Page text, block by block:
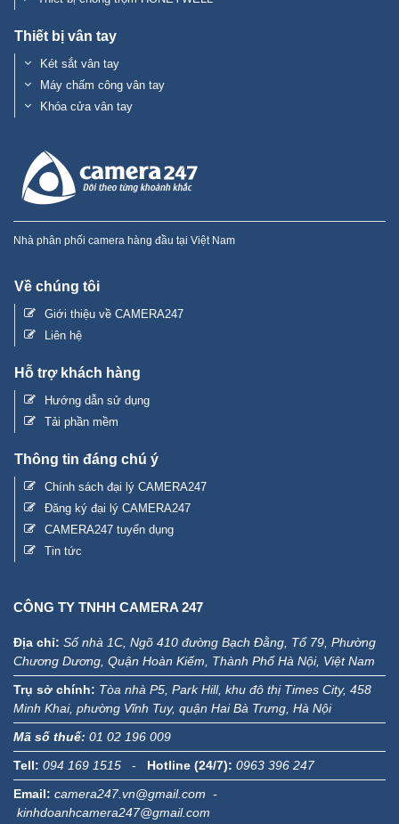
Thiết bị vân tay
Két sắt vân tay
Máy chấm công vân tay
Khóa cửa vân tay
Nhà phân phối camera hàng đầu tại Việt Nam
Về chúng tôi
Giới thiệu về CAMERA247
Liên hệ
Hỗ trợ khách hàng
Hướng dẫn sử dụng
Tải phần mềm
Thông tin đáng chú ý
Chính sách đại lý CAMERA247
Đăng ký đại lý CAMERA247
CAMERA247 tuyển dụng
Tin tức
CÔNG TY TNHH CAMERA 247
Địa chỉ: Số nhà 1C, Ngõ 410 đường Bạch Đằng, Tổ 79, Phường
Chương Dương, Quận Hoàn Kiếm, Thành Phố Hà Nội, Việt Nam
Trụ sở chính: Tòa nhà P5, Park Hill, khu đô thị Times City, 458
Minh Khai, phường Vĩnh Tuy, quận Hai Bà Trưng, Hà Nội
Mã số thuế: 01 02 196 009
Tell: 094 169 1515 - Hotline (24/7): 0963 396 247
Email: camera247.vn@gmail.com -
kinhdoanhcamera247@gmail.com